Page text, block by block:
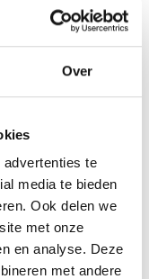
Over
te
media te bieden
Ook delen we
met onze
en analyse. Deze
met andere